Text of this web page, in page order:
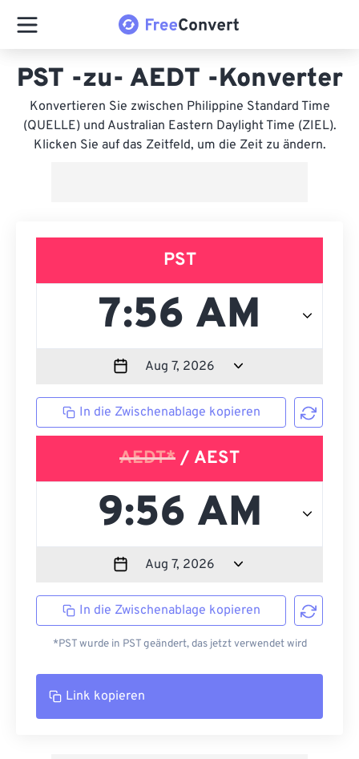
PST -zu- AEDT -Konverter
Konvertieren Sie zwischen Philippine Standard Time
(QUELLE) und Australian Eastern Daylight Time (ZIEL).
Klicken Sie auf das Zeitfeld, um die Zeit zu ändern.
PST
In die Zwischenablage kopieren
AEDT* / AEST
In die Zwischenablage kopieren
*PST wurde in PST geändert, das jetzt verwendet wird
Link kopieren